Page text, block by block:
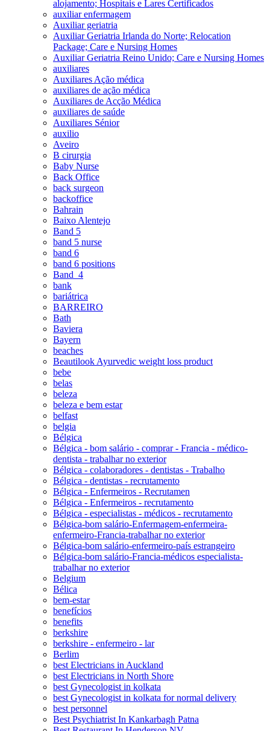
alojamento; Hospitais e Lares Certificados
auxiliar enfermagem
Auxiliar geriatria
Auxiliar Geriatria Irlanda do Norte; Relocation
Package; Care e Nursing Homes
Auxiliar Geriatria Reino Unido; Care e Nursing Homes
auxiliares
Auxiliares Ação médica
auxiliares de ação médica
Auxiliares de Acção Médica
auxiliares de saúde
Auxiliares Sénior
auxilio
Aveiro
B cirurgia
Baby Nurse
Back Office
back surgeon
backoffice
Bahrain
Baixo Alentejo
Band 5
band 5 nurse
band 6
band 6 positions
Band_4
bank
bariátrica
BARREIRO
Bath
Baviera
Bayern
beaches
Beautilook Ayurvedic weight loss product
bebe
belas
beleza
beleza e bem estar
belfast
belgia
Bélgica
Bélgica - bom salário - comprar - Francia - médico-
dentista - trabalhar no exterior
Bélgica - colaboradores - dentistas - Trabalho
Bélgica - dentistas - recrutamento
Bélgica - Enfermeiros - Recrutamen
Bélgica - Enfermeiros - recrutamento
Bélgica - especialistas - médicos - recrutamento
Bélgica-bom salário-Enfermagem-enfermeira-
enfermeiro-Francia-trabalhar no exterior
Bélgica-bom salário-enfermeiro-país estrangeiro
Bélgica-bom salário-Francia-médicos especialista-
trabalhar no exterior
Belgium
Bélica
bem-estar
benefícios
benefits
berkshire
berkshire - enfermeiro - lar
Berlim
best Electricians in Auckland
best Electricians in North Shore
best Gynecologist in kolkata
best Gynecologist in kolkata for normal delivery
best personnel
Best Psychiatrist In Kankarbagh Patna